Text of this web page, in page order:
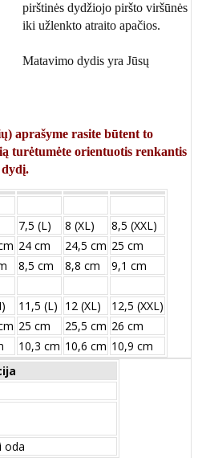
pirštinės dydžiojo piršto viršūnės
iki užlenkto atraito apačios.
Matavimo dydis yra Jūsų
aprašyme rasite būtent to
turėtumėte orientuotis renkantis
7,5 (L) 8 (XL)
8,5 (XXL)
24 cm 24,5 cm 25 cm
8,5 cm 8,8 cm
9,1 cm
11,5 (L) 12 (XL)
12,5 (XXL)
25 сm 25,5 сm 26 сm
10,3 сm 10,6 сm 10,9 сm
oda